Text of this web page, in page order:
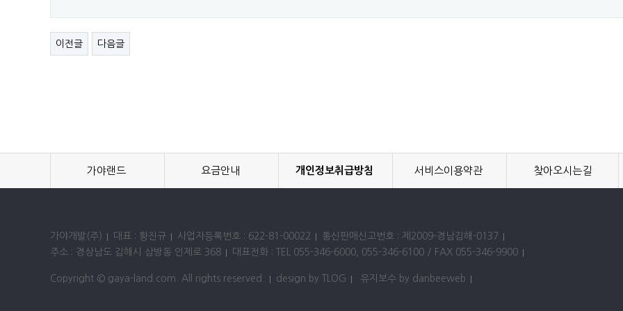
이전글 다음글
가야랜드 요금안내 개인정보취급방침 서비스이용약관 찾아오시는길
가야개발(주) 대표 : 황진규 사업자등록번호 : 622-81-00022
통신판매신고번호 : 제2009-경남김해-0137
주소 : 경상남도 김해시 삼방동 인제로 368
대표전화 : TEL 055-346-6000, 055-346-6100 / FAX 055-346-9900
Copyright © gaya-land.com. All rights reserved. design by TLOG 유지보수 by danbeeweb